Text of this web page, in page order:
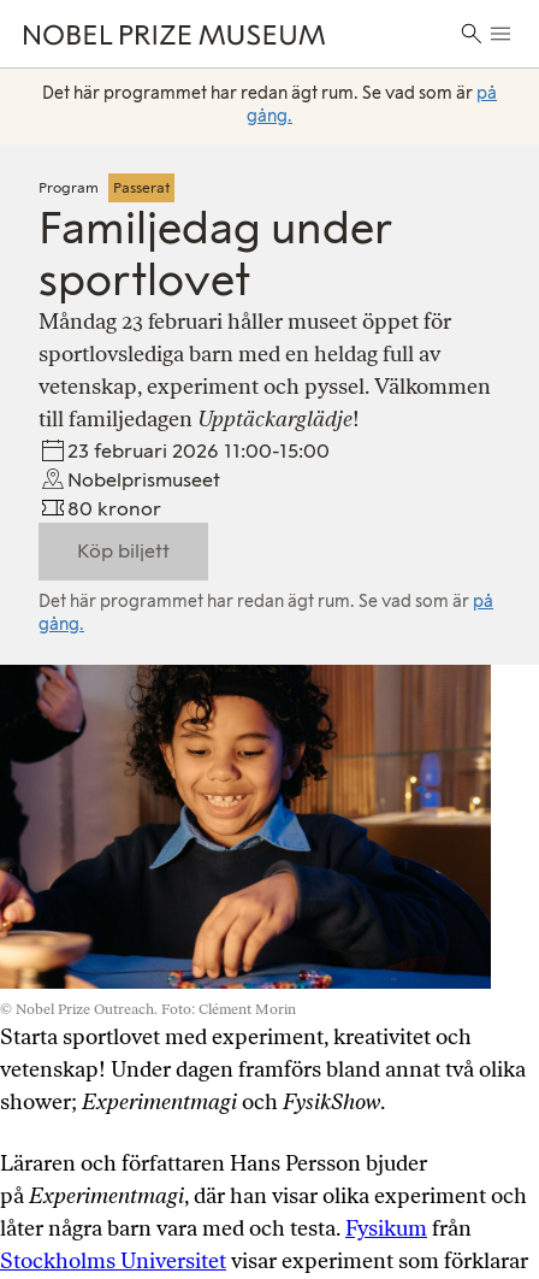
Skip
to
header
Skip
to
main
content
Skip
to
footer
Sök
efter:
Det här programmet har redan ägt rum. Se vad som är på
gång.
Program Passerat
Familjedag under
sportlovet
Måndag 23 februari håller museet öppet för
sportlovslediga barn med en heldag full av
vetenskap, experiment och pyssel. Välkommen
till familjedagen Upptäckarglädje!
23 februari 2026 11:00-15:00
Nobelprismuseet
80 kronor
Köp biljett
Det här programmet har redan ägt rum. Se vad som är på
gång.
© Nobel Prize Outreach. Foto: Clément Morin
Starta sportlovet med experiment, kreativitet och
vetenskap! Under dagen framförs bland annat två olika
shower; ExperimentmagiochFysikShow.
Läraren och författaren Hans Persson bjuder
påExperimentmagi, där han visar olika experiment och
låter några barn vara med och testa.Fysikumfrån
Stockholms Universitetvisar experiment som förklarar